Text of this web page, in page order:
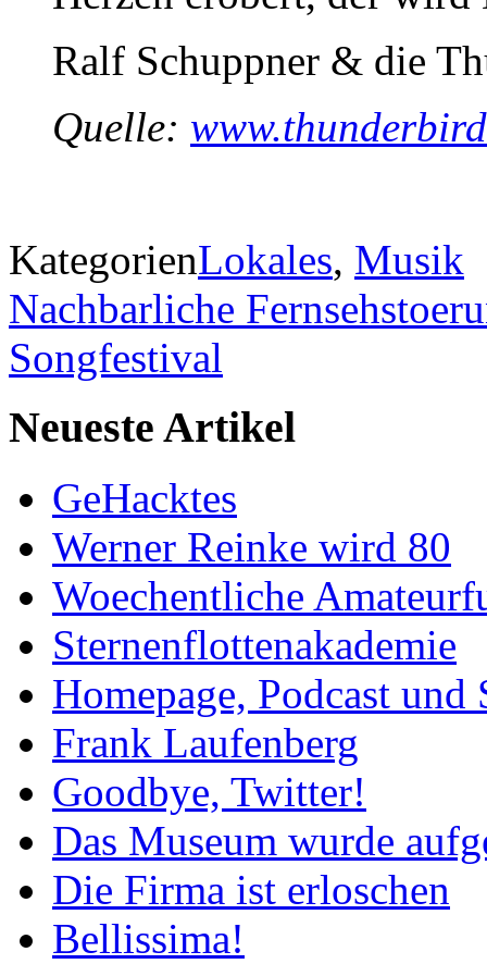
Ralf Schuppner & die
Quelle:
KategorienLokales, Musik
Nachbarliche
Songfestival
Neueste Artikel
GeHacktes
Werner Reinke wird 80
Woechentliche
Sternenflottenakademie
Homepage, Podcast
Frank Laufenberg
Goodbye, Twitter!
Das Museum wurde
Die Firma ist erloschen
Bellissima!